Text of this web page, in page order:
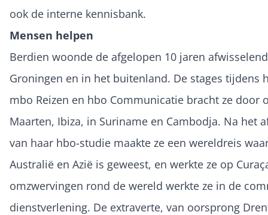
ook de interne kennisbank.
Mensen helpen
Berdien woonde de afgelopen 10 jaren
Groningen en in het buitenland. De stages tijdens
mbo Reizen en hbo Communicatie bracht ze door
Maarten, Ibiza, in Suriname en Cambodja. Na het
van haar hbo-studie maakte ze een wereldreis
Australië en Azië is geweest, en werkte ze op
omzwervingen rond de wereld werkte ze in de
dienstverlening. De extraverte, van oorsprong